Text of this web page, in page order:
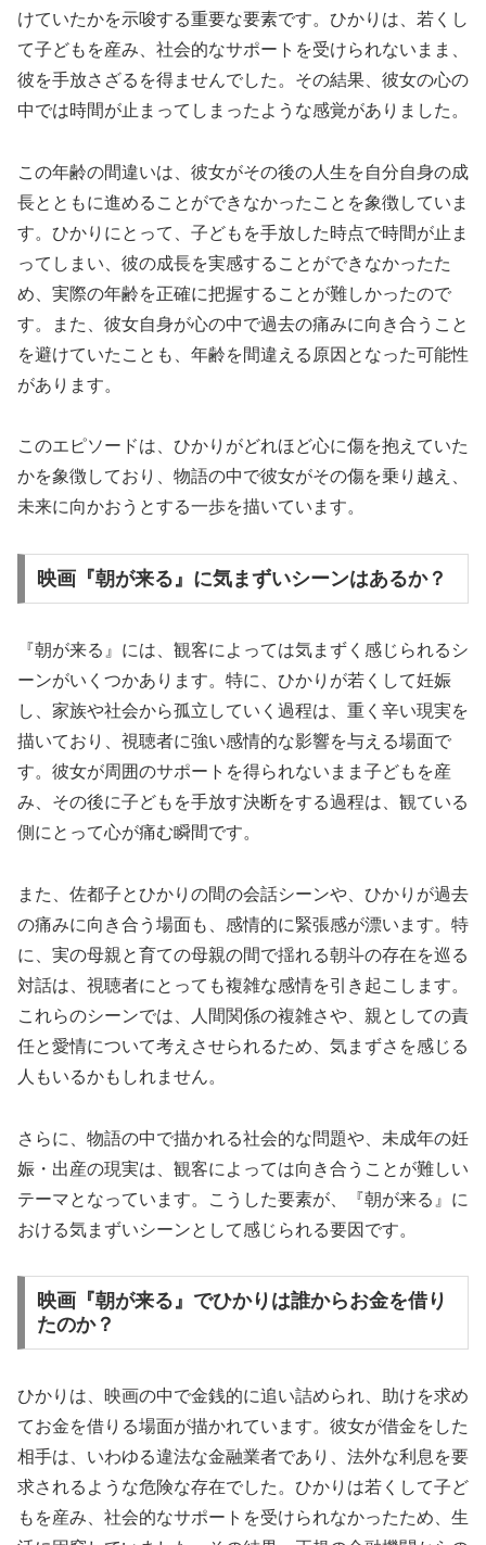
けていたかを示唆する重要な要素です。ひかりは、若くし
て子どもを産み、社会的なサポートを受けられないまま、
彼を手放さざるを得ませんでした。その結果、彼女の心の
中では時間が止まってしまったような感覚がありました。
この年齢の間違いは、彼女がその後の人生を自分自身の成
長とともに進めることができなかったことを象徴していま
す。ひかりにとって、子どもを手放した時点で時間が止ま
ってしまい、彼の成長を実感することができなかったた
め、実際の年齢を正確に把握することが難しかったので
す。また、彼女自身が心の中で過去の痛みに向き合うこと
を避けていたことも、年齢を間違える原因となった可能性
があります。
このエピソードは、ひかりがどれほど心に傷を抱えていた
かを象徴しており、物語の中で彼女がその傷を乗り越え、
未来に向かおうとする一歩を描いています。
映画『朝が来る』に気まずいシーンはあるか？
『朝が来る』には、観客によっては気まずく感じられるシ
ーンがいくつかあります。特に、ひかりが若くして妊娠
し、家族や社会から孤立していく過程は、重く辛い現実を
描いており、視聴者に強い感情的な影響を与える場面で
す。彼女が周囲のサポートを得られないまま子どもを産
み、その後に子どもを手放す決断をする過程は、観ている
側にとって心が痛む瞬間です。
また、佐都子とひかりの間の会話シーンや、ひかりが過去
の痛みに向き合う場面も、感情的に緊張感が漂います。特
に、実の母親と育ての母親の間で揺れる朝斗の存在を巡る
対話は、視聴者にとっても複雑な感情を引き起こします。
これらのシーンでは、人間関係の複雑さや、親としての責
任と愛情について考えさせられるため、気まずさを感じる
人もいるかもしれません。
さらに、物語の中で描かれる社会的な問題や、未成年の妊
娠・出産の現実は、観客によっては向き合うことが難しい
テーマとなっています。こうした要素が、『朝が来る』に
おける気まずいシーンとして感じられる要因です。
映画『朝が来る』でひかりは誰からお金を借り
たのか？
ひかりは、映画の中で金銭的に追い詰められ、助けを求め
てお金を借りる場面が描かれています。彼女が借金をした
相手は、いわゆる違法な金融業者であり、法外な利息を要
求されるような危険な存在でした。ひかりは若くして子ど
もを産み、社会的なサポートを受けられなかったため、生